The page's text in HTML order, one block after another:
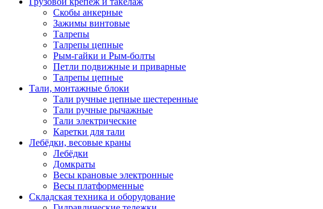
Скобы анкерные
Зажимы винтовые
Талрепы
Талрепы цепные
Рым-гайки и Рым-болты
Петли подвижные и приварные
Талрепы цепные
Тали, монтажные блоки
Тали ручные цепные шестеренные
Тали ручные рычажные
Тали электрические
Каретки для тали
Лебёдки, весовые краны
Лебёдки
Домкраты
Весы крановые электронные
Весы платформенные
Складская техника и оборудование